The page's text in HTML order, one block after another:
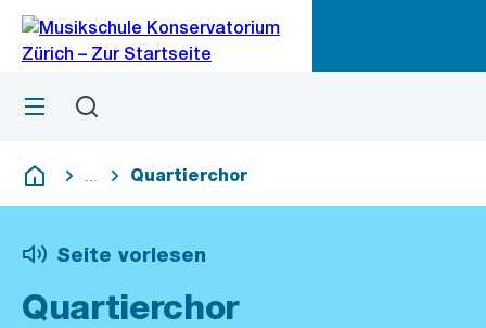
Navigation
Sprunglink
Menü
Deutsch
Blende alle Breadcrumbs ein
Quartierchor
Seite vorlesen
Quartierchor